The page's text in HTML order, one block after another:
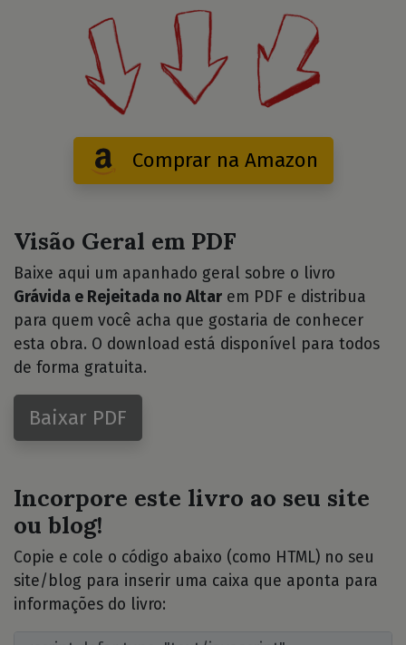
Comprar na Amazon
Visão Geral em PDF
Baixe aqui um apanhado geral sobre o livro
Grávida e Rejeitada no Altar em PDF e distribua
para quem você acha que gostaria de conhecer
esta obra. O download está disponível para todos
de forma gratuita.
Baixar PDF
Incorpore este livro ao seu site
ou blog!
Copie e cole o código abaixo (como HTML) no seu
site/blog para inserir uma caixa que aponta para
informações do livro: